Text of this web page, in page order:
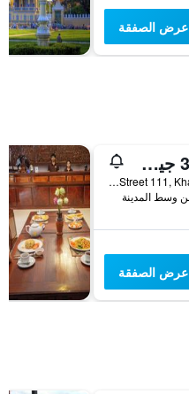
عرض الصفقة
كابيتول 3 جيست هاوس
6CE0, Street 111, Khan 7 Makara, فنوم بينه, كمبوديا
عرض الصفقة